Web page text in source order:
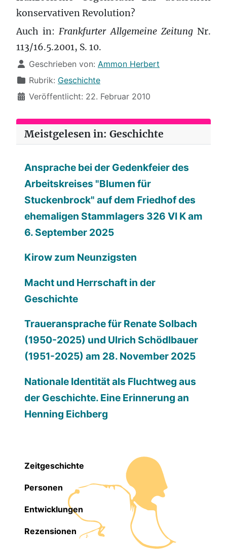
konservativen Revolution?
Auch in:Frankfurter Allgemeine ZeitungNr.
113/16.5.2001, S. 10.
Details
Geschrieben von: Ammon Herbert
Rubrik: Geschichte
Veröffentlicht: 22. Februar 2010
Meistgelesen in: Geschichte
Ansprache bei der Gedenkfeier des
Arbeitskreises "Blumen für
Stuckenbrock" auf dem Friedhof des
ehemaligen Stammlagers 326 VI K am
6. September 2025
Kirow zum Neunzigsten
Macht und Herrschaft in der
Geschichte
Traueransprache für Renate Solbach
(1950-2025) und Ulrich Schödlbauer
(1951-2025) am 28. November 2025
Nationale Identität als Fluchtweg aus
der Geschichte. Eine Erinnerung an
Henning Eichberg
Zeitgeschichte
Personen
Entwicklungen
Rezensionen